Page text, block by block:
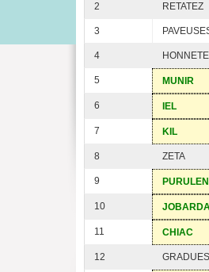
2 RETATEZ
3
4
5 MUNIR
6 IEL
7 KIL
8 ZETA
9
10
11 CHIAC
12 GRADUES